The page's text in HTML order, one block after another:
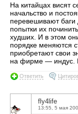
На китайцах висят
начальство и
перевешивают баги
попытки их
худших. И в этом
порядке меняются
приобретают свои
на фирме — индус.
Ответить
fly4life
13:55, 5 мая